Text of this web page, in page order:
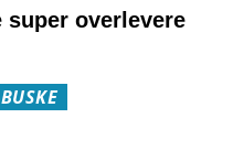
super overlevere